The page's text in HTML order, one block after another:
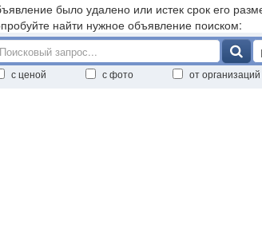
было удалено или истек срок его
найти нужное объявление поиском:
с ценой с фото от организаций